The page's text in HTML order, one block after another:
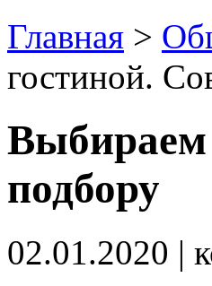
Главная >
гостиной.
Выбираем
подбору
02.01.2020 |